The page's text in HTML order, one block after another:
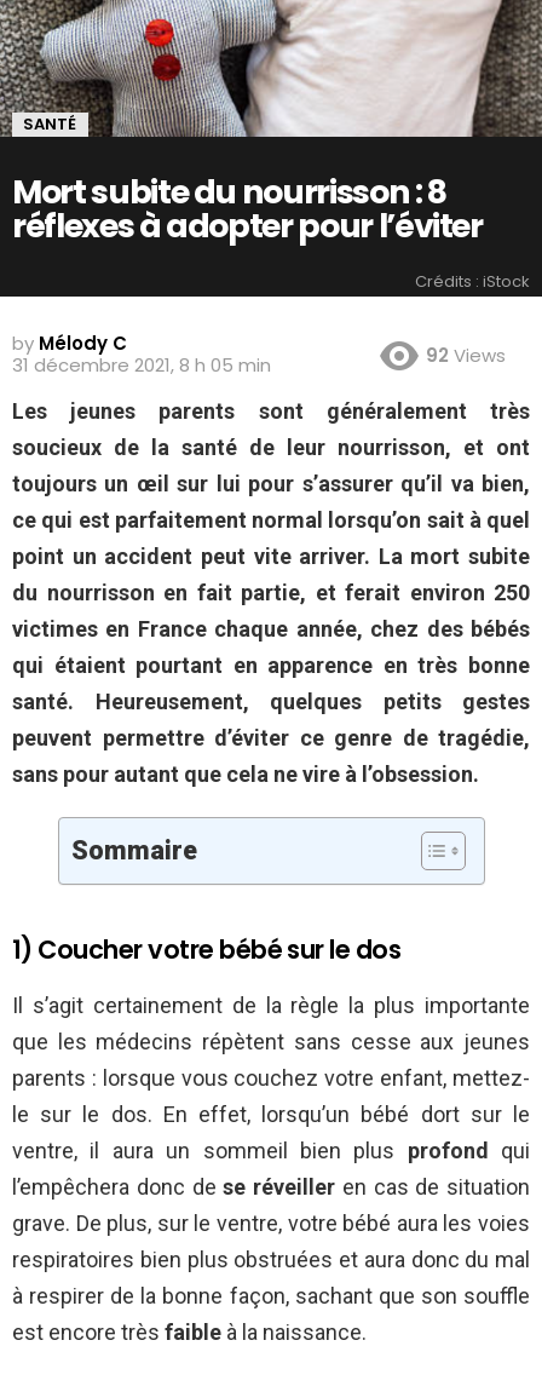
SANTÉ
Mort subite du nourrisson : 8
réflexes à adopter pour l’éviter
Crédits : iStock
by Mélody C
31 décembre 2021, 8 h 05 min
92 Views
Les jeunes parents sont généralement très
soucieux de la santé de leur nourrisson, et ont
toujours un œil sur lui pour s’assurer qu’il va bien,
ce qui est parfaitement normal lorsqu’on sait à quel
point un accident peut vite arriver. La mort subite
du nourrisson en fait partie, et ferait environ 250
victimes en France chaque année, chez des bébés
qui étaient pourtant en apparence en très bonne
santé. Heureusement, quelques petits gestes
peuvent permettre d’éviter ce genre de tragédie,
sans pour autant que cela ne vire à l’obsession.
Sommaire
1) Coucher votre bébé sur le dos
Il s’agit certainement de la règle la plus importante
que les médecins répètent sans cesse aux jeunes
parents : lorsque vous couchez votre enfant, mettez-
le sur le dos. En effet, lorsqu’un bébé dort sur le
ventre, il aura un sommeil bien plus profond
qui
l’empêchera donc dese réveiller en cas de situation
grave. De plus, sur le ventre, votre bébé aura les voies
respiratoires bien plus obstruées et aura donc du mal
à respirer de la bonne façon, sachant que son souffle
est encore très faible à la naissance.